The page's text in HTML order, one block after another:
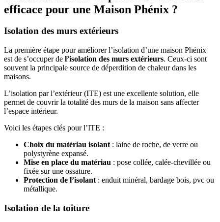
efficace pour une Maison Phénix ?
Isolation des murs extérieurs
La première étape pour améliorer l’isolation d’une maison Phénix
est de s’occuper de l’isolation des murs extérieurs. Ceux-ci sont
souvent la principale source de déperdition de chaleur dans les
maisons.
L’isolation par l’extérieur (ITE) est une excellente solution, elle
permet de couvrir la totalité des murs de la maison sans affecter
l’espace intérieur.
Voici les étapes clés pour l’ITE :
Choix du matériau isolant : laine de roche, de verre ou
polystyrène expansé.
Mise en place du matériau : pose collée, calée-chevillée ou
fixée sur une ossature.
Protection de l’isolant : enduit minéral, bardage bois, pvc ou
métallique.
Isolation de la toiture